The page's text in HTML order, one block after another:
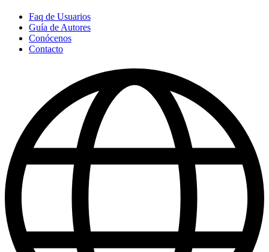
Faq de Usuarios
Guía de Autores
Conócenos
Contacto